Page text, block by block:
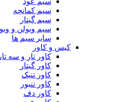
سیم کمانچه
سیم گیتار
سیم ویولن و
سایر سیم ها
کیس و کاور
کاور تار و سه تار
کاور گیتار
کاور تنبک
کاور تنبور
کاور دف